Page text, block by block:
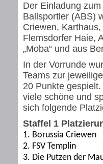
Der Einladung
Ballsportler (ABS)
Criewen,
Flemsdorfer Haie,
„Moba“ und aus
In der Vorrunde
Teams zur
20 Punkte
viele schöne und
sich folgende
Staffel 1
1. Borussia Criewen
2. FSV Templin
3. Die Putzen der